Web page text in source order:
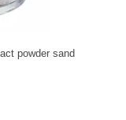
powder sand